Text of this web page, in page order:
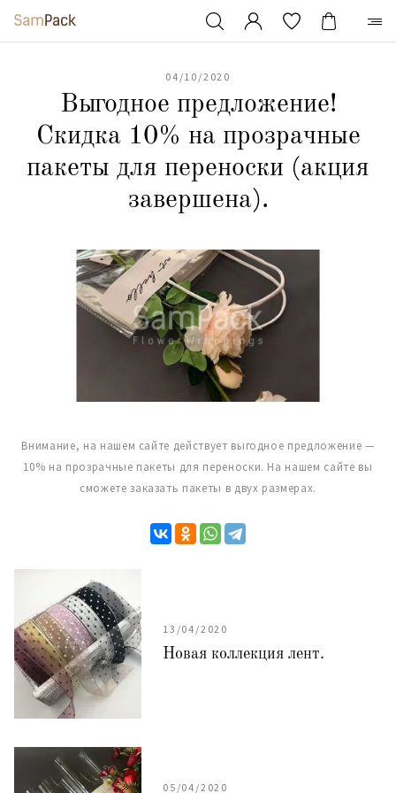
04/10/2020
Выгодное предложение!
Скидка 10% на прозрачные
пакеты для переноски (акция
завершена).
Внимание, на нашем сайте действует выгодное предложение —
10% на прозрачные пакеты для переноски. На нашем сайте вы
сможете заказать пакеты в двух размерах.
13/04/2020
Новая коллекция лент.
05/04/2020